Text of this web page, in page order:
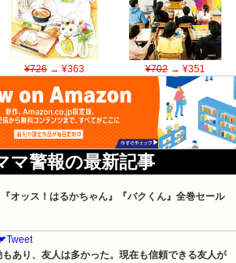
¥726→ ¥363 ¥702→ ¥351
マ警報の最新記事
『オッス！はるかちゃん』『バクくん』全巻セール
あり、友人は多かった。現在も信頼できる友人が